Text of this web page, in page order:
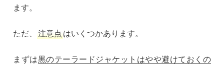
ます。
ただ、 注意点 はいくつかあります。
まずは黒のテーラードジャケットはやや避けておくの